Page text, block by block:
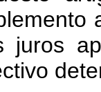
juros